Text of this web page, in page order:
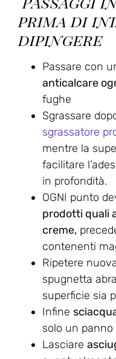
prima di
dipingere
Passare con
anticalcare
fughe
Sgrassare
sgrassatore
mentre la
facilitare
in profondità.
OGNI punto
prodotti quali
creme,
contenenti
Ripetere
spugnetta
superficie sia
Infine
solo un
Lasciare